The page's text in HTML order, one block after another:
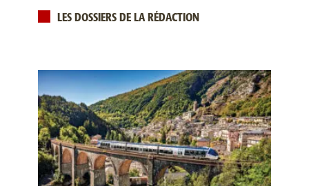
LES DOSSIERS DE LA RÉDACTION